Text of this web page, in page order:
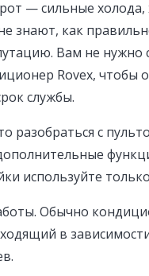
— сильные
знают, как
Вам не нужно
Rovex,
службы.
разобраться с
используйте
Обычно
в